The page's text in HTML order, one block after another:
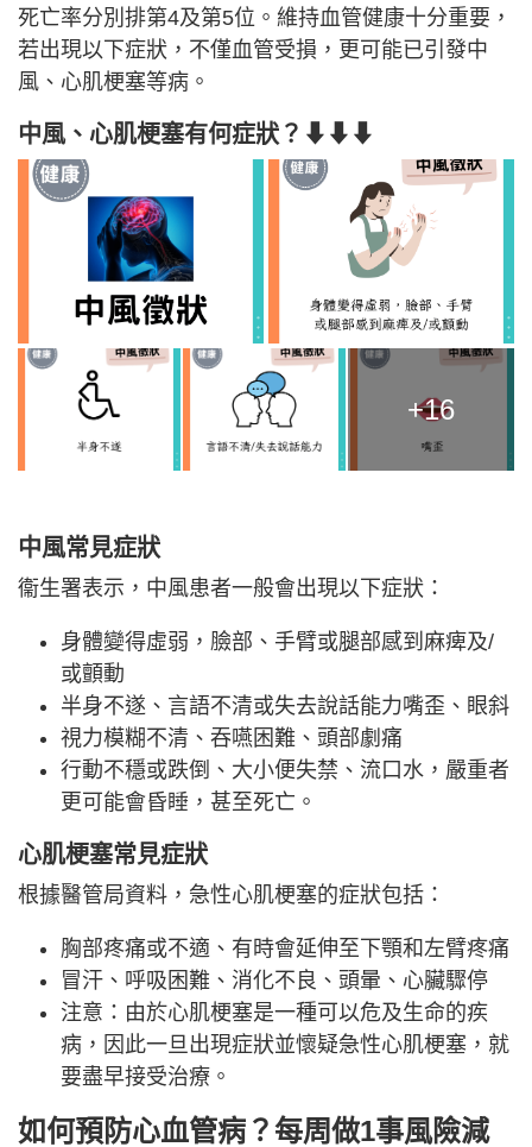
死亡率分別排第4及第5位。維持血管健康十分重要，
若出現以下症狀，不僅血管受損，更可能已引發中
風、心肌梗塞等病。
中風、心肌梗塞有何症狀？⬇⬇⬇
+16
中風常見症狀
衞生署表示，中風患者一般會出現以下症狀：
身體變得虛弱，臉部、手臂或腿部感到麻痺及/
或顫動
半身不遂、言語不清或失去說話能力嘴歪、眼斜
視力模糊不清、吞嚥困難、頭部劇痛
行動不穩或跌倒、大小便失禁、流口水，嚴重者
更可能會昏睡，甚至死亡。
心肌梗塞常見症狀
根據醫管局資料，急性心肌梗塞的症狀包括：
胸部疼痛或不適、有時會延伸至下顎和左臂疼痛
冒汗、呼吸困難、消化不良、頭暈、心臟驟停
注意：由於心肌梗塞是一種可以危及生命的疾
病，因此一旦出現症狀並懷疑急性心肌梗塞，就
要盡早接受治療。
如何預防心血管病？每周做1事風險減